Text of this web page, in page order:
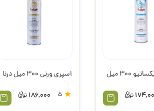
اسپری فیکساتیو 300 میل
اسپری ورنی 300 میل درنا
186,000